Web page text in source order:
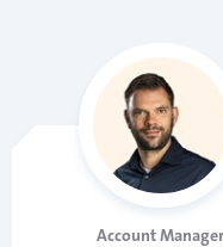
Account Manager